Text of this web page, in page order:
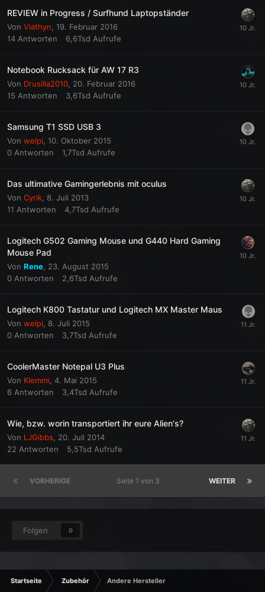
REVIEW in Progress / Surfhund Laptopständer
Von Viathyn 19. Februar 2016
14 Antworten 6,6Tsd Aufrufe
Notebook Rucksack für AW 17 R3
Von Drusilla2010 20. Februar 2016
15 Antworten 3,6Tsd Aufrufe
Samsung T1 SSD USB 3
Von welpi 10. Oktober 2015
0 Antworten 1,7Tsd Aufrufe
Das ultimative Gamingerlebnis mit oculus
Von Cyrik 8. Juli 2013
11 Antworten 4,7Tsd Aufrufe
Logitech G502 Gaming Mouse und G440 Hard Gaming
Mouse Pad
Von Rene 23. August 2015
0 Antworten 2,6Tsd Aufrufe
Logitech K800 Tastatur und Logitech MX Master Maus
Von welpi 8. Juli 2015
0 Antworten 3,7Tsd Aufrufe
CoolerMaster Notepal U3 Plus
Von Klemmi 4. Mai 2015
6 Antworten 3,4Tsd Aufrufe
Wie, bzw. worin transportiert ihr eure Alien's?
Von LJGibbs
20. Juli 2014
22 Antworten 5,5Tsd Aufrufe
VORHERIGE WEITER
Seite 1 von 3
Folgen 0
Startseite Zubehör Andere Hersteller